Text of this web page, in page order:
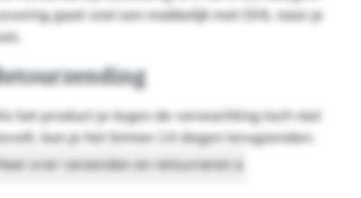
gaat snel een makkelijk met DHL naar je
het product je tegen de verwachting toch niet
kan je het binnen 14 dagen terugzenden.
over verzenden en retourneren